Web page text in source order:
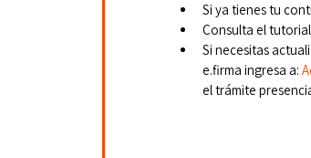
Si ya tienes tu
Consulta el
Si necesitas
e.firma ingresa a:
el trámite